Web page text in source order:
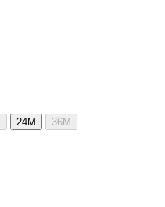
24M 36M